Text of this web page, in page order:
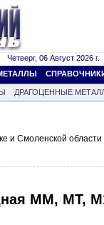
Четверг, 06 Август 2026 г.
ДРАГОЦЕННЫЕ
и Смоленской
ММ, МТ,